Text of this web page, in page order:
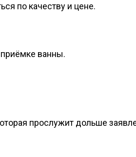
по качеству и цене.
ванны.
прослужит дольше